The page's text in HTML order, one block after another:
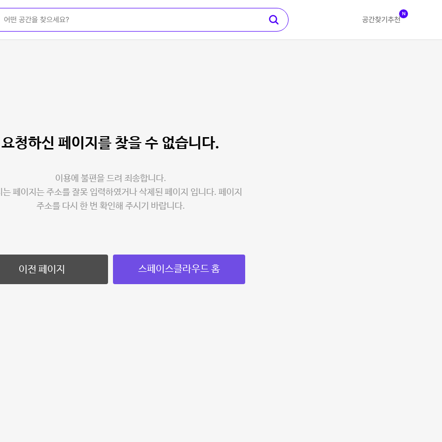
공간찾기 추천
N
요청하신 페이지를 찾을 수 없습니다.
이용에 불편을 드려 죄송합니다.
는 페이지는 주소를 잘못 입력하였거나 삭제된 페이지 입니다. 페이지
주소를 다시 한 번 확인해 주시기 바랍니다.
이전 페이지 스페이스클라우드 홈